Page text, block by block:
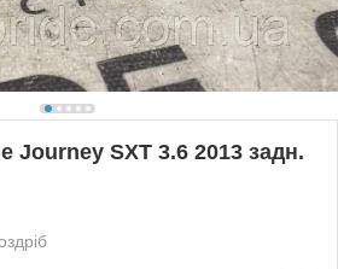
Journey SXT 3.6 2013 задн.